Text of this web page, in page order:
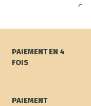
PAIEMENT EN 4
FOIS
PAIEMENT